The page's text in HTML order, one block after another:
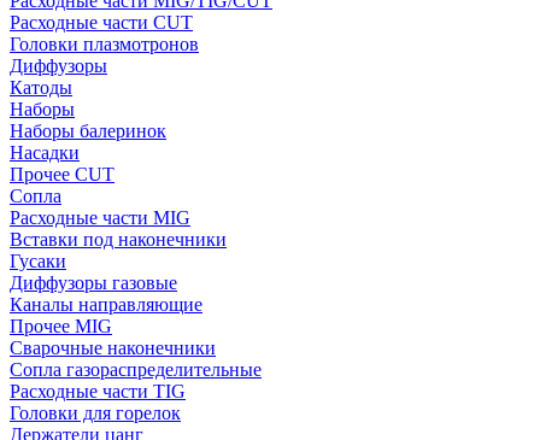
Расходные части CUT
Головки плазмотронов
Диффузоры
Катоды
Наборы
Наборы балеринок
Насадки
Прочее CUT
Сопла
Расходные части MIG
Вставки под наконечники
Гусаки
Диффузоры газовые
Каналы направляющие
Прочее MIG
Сварочные наконечники
Сопла газораспределительные
Расходные части TIG
Головки для горелок
Держатели цанг